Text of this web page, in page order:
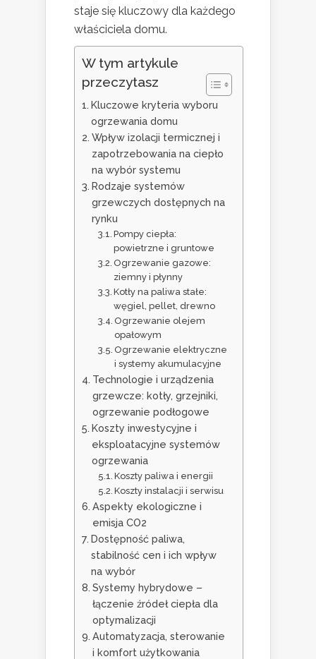
staje się kluczowy dla każdego
właściciela domu.
W tym artykule
przeczytasz
Kluczowe kryteria wyboru
ogrzewania domu
Wpływ izolacji termicznej i
zapotrzebowania na ciepło
na wybór systemu
Rodzaje systemów
grzewczych dostępnych na
rynku
Pompy ciepła:
powietrzne i gruntowe
Ogrzewanie gazowe:
ziemny i płynny
Kotły na paliwa stałe:
węgiel, pellet, drewno
Ogrzewanie olejem
opałowym
Ogrzewanie elektryczne
i systemy akumulacyjne
Technologie i urządzenia
grzewcze: kotły, grzejniki,
ogrzewanie podłogowe
Koszty inwestycyjne i
eksploatacyjne systemów
ogrzewania
Koszty paliwa i energii
Koszty instalacji i serwisu
Aspekty ekologiczne i
emisja CO2
Dostępność paliwa,
stabilność cen i ich wpływ
na wybór
Systemy hybrydowe –
łączenie źródeł ciepła dla
optymalizacji
Automatyzacja, sterowanie
i komfort użytkowania